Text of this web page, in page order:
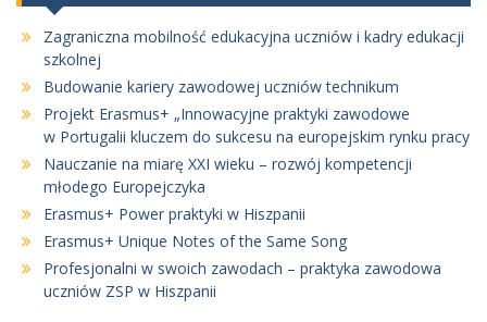
Zagraniczna mobilność edukacyjna uczniów i kadry edukacji
szkolnej
Budowanie kariery zawodowej uczniów technikum
Projekt Erasmus+ „Innowacyjne praktyki zawodowe
w Portugalii kluczem do sukcesu na europejskim rynku pracy
Nauczanie na miarę XXI wieku – rozwój kompetencji
młodego Europejczyka
Erasmus+ Power praktyki w Hiszpanii
Erasmus+ Unique Notes of the Same Song
Profesjonalni w swoich zawodach – praktyka zawodowa
uczniów ZSP w Hiszpanii